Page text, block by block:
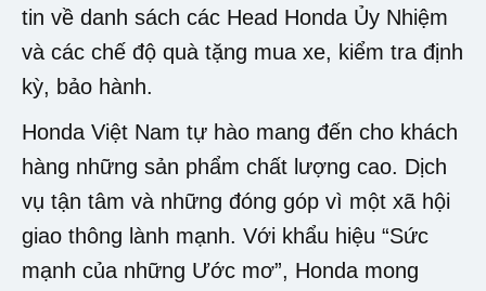
tin về danh sách các Head Honda Ủy Nhiệm
và các chế độ quà tặng mua xe, kiểm tra định
kỳ, bảo hành.
Honda Việt Nam tự hào mang đến cho khách
hàng những sản phẩm chất lượng cao. Dịch
vụ tận tâm và những đóng góp vì một xã hội
giao thông lành mạnh. Với khẩu hiệu “Sức
mạnh của những Ước mơ”, Honda mong